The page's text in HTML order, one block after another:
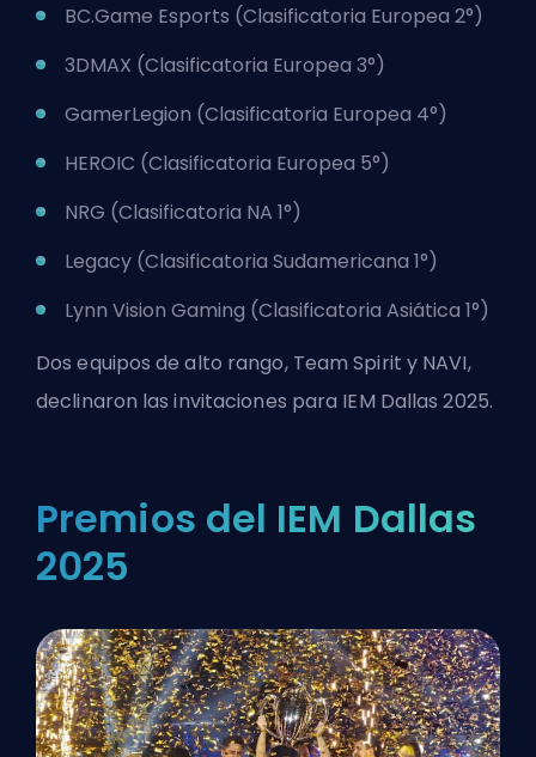
BC.Game Esports (Clasificatoria Europea 2°)
3DMAX (Clasificatoria Europea 3°)
GamerLegion (Clasificatoria Europea 4°)
HEROIC (Clasificatoria Europea 5°)
NRG (Clasificatoria NA 1°)
Legacy (Clasificatoria Sudamericana 1°)
Lynn Vision Gaming (Clasificatoria Asiática 1°)
Dos equipos de alto rango, Team Spirit y NAVI,
declinaron las invitaciones para IEM Dallas 2025.
Premios del IEM Dallas
2025